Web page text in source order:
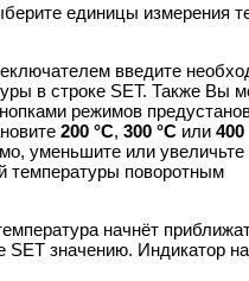
единицы измерения
введите
в строке SET. Также Вы
режимов
200 °С, 300 °С или 400
уменьшите или увеличьте
температуры поворотным
начнёт
SET значению. Индикатор